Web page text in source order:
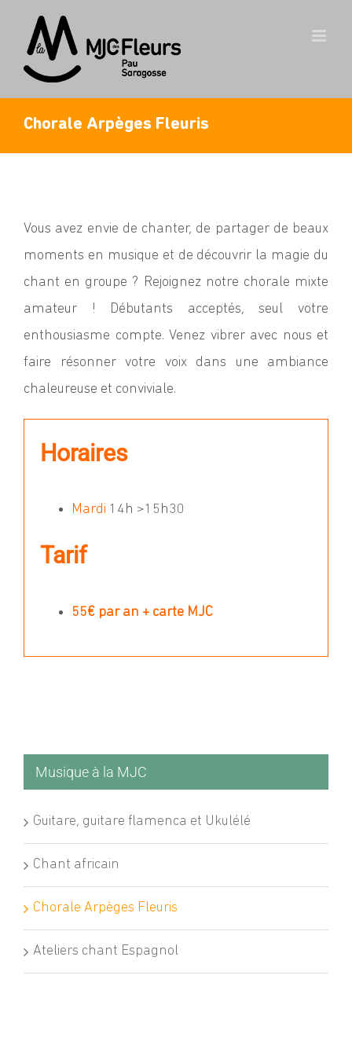
content
Chorale Arpèges Fleuris
Vous avez envie de chanter, de partager de beaux
moments en musique et de découvrir la magie du
chant en groupe ? Rejoignez notre chorale mixte
amateur ! Débutants acceptés, seul votre
enthousiasme compte. Venez vibrer avec nous et
faire résonner votre voix dans une ambiance
chaleureuse et conviviale.
Horaires
Mardi 14h >15h30
Tarif
55€ par an + carte MJC
Musique à la MJC
Guitare, guitare flamenca et Ukulélé
Chant africain
Chorale Arpèges Fleuris
Ateliers chant Espagnol